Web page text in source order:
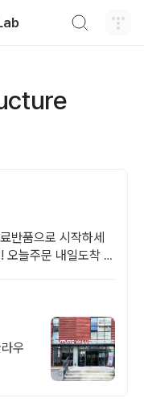
반품으로 시작하세
오늘주문 내일도착 로
우